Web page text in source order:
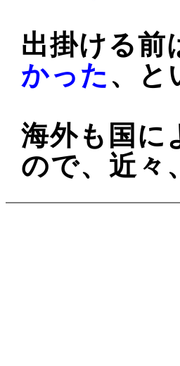
出掛ける前
かった 、と
海外も国に
ので、近々